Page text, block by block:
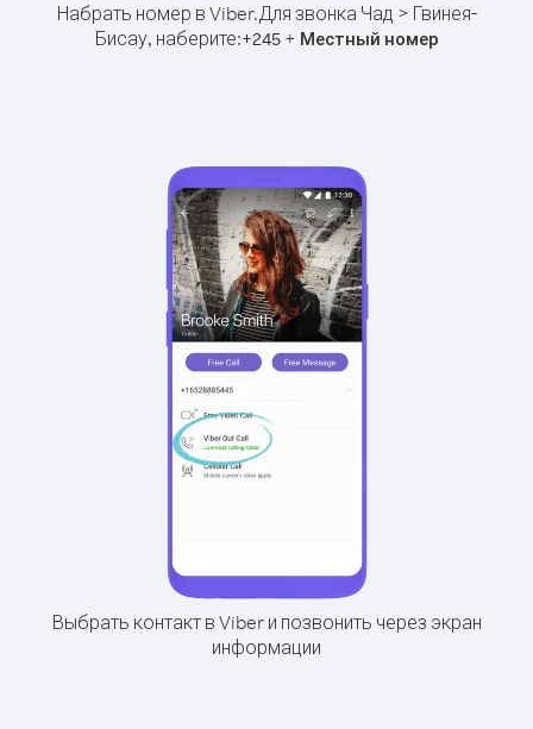
Набрать номер в Viber.Для звонка Чад > Гвинея-
Бисау, наберите:+245+ Местный номер
Выбрать контакт в Viber и позвонить через экран
информации